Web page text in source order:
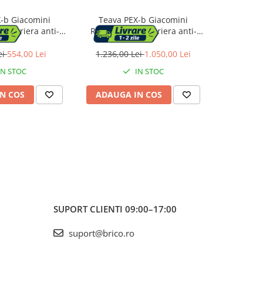
b Giacomini
bariera anti-
17x2 mm, rola
incalzire prin
554,00 Lei
STOC
COS
Teava PEX-b Giacomini
R996TY219 cu bariera anti-
oxigen EVOH, 16x2 mm, rola
240 m, pentru incalzire prin
radiatoare
1.236,00 Lei1.050,00 Lei
IN STOC
ADAUGA IN COS
SUPORT CLIENTI 09:00–17:00
suport@brico.ro